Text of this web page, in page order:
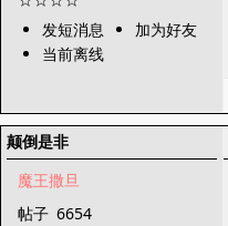
发短消息
加为好友
当前离线
颠倒是非
魔王撒旦
帖子 6654